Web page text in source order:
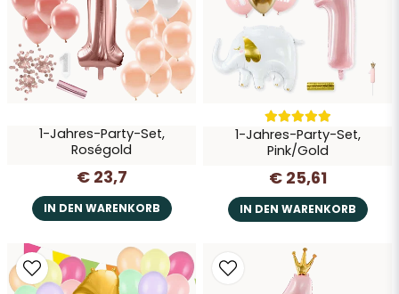
1-Jahres-Party-Set,
Roségold
€ 23,7
IN DEN WARENKORB
1-Jahres-Party-Set,
Pink/Gold
€ 25,61
IN DEN WARENKORB